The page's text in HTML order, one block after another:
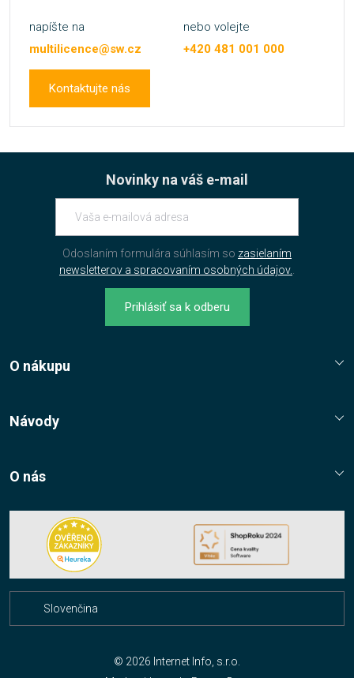
napíšte na
multilicence@sw.cz
nebo volejte
+420 481 001 000
Kontaktujte nás
Novinky na váš e-mail
Odoslaním formulára súhlasím so zasielaním
newsletterov a spracovaním osobných údajov.
Prihlásiť sa k odberu
O nákupu
Jak nakupovat?
Návody
O nás
Napište nám
Nákup multilicencí
Slovenčina
© 2026 Internet Info, s.r.o.